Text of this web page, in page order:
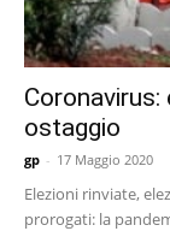
ostaggio
gp - 17 Maggio 2020
Elezioni rinviate,
prorogati: la